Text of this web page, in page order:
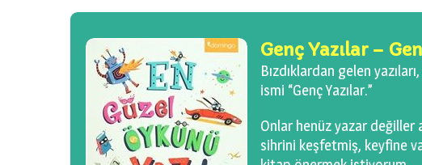
Genç Yazılar –
Bızdıklardan gelen
ismi “Genç Yazılar.”
Onlar henüz yazar değiller
sihrini keşfetmiş, keyfine